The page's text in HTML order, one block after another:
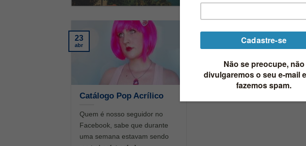
Catálogo Pop Acrílico
Quem é nosso seguidor no
Facebook, sabe que durante
uma semana estavam sendo
23
abr